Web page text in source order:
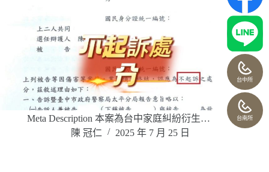
Meta Description 本案為台中家庭糾紛衍生…
陳 冠仁
2025 年 7 月 25 日
台中所
台南所